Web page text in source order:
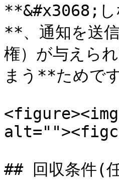
**&#x3068;し
**、通知を送
権）が与えら
まう**ためです
## 回収条件(